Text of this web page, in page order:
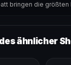
bringen die größten
ähnlicher